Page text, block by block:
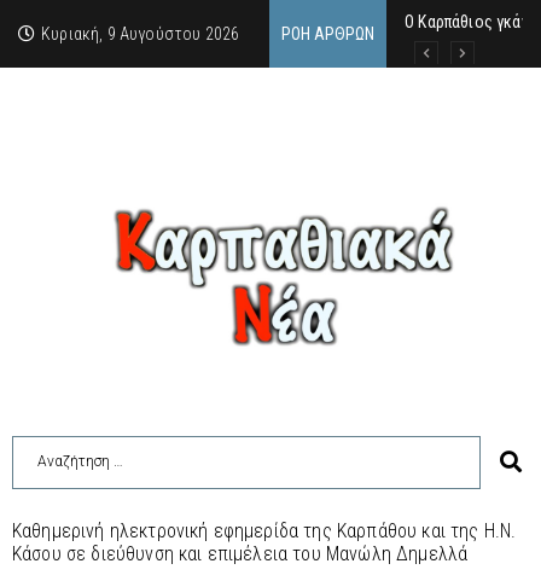
Κυριακή, 9 Αυγούστου 2026 ΡΟΉ ΆΡΘΡΩΝ
Ο Καρπάθιος
Από την πέτρα
Η Κάρπαθος υπό
Καθημερινή ηλεκτρονική εφημερίδα της Καρπάθου και της Η.Ν.
Κάσου σε διεύθυνση και επιμέλεια του Μανώλη Δημελλά